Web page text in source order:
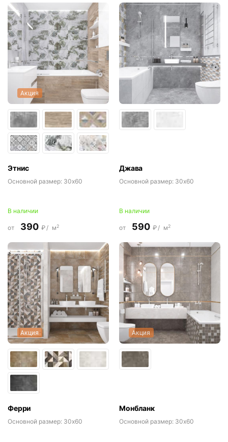
Акция
Этнис
Основной размер: 30x60
В наличии
от 390 ₽/ м2
Джава
Основной размер: 30x60
В наличии
от 590 ₽/ м2
Акция
Ферри
Основной размер: 30x60
Акция
Монбланк
Основной размер: 30x60